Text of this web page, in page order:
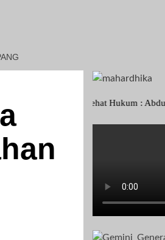
: Penasehat Hukum : Abdul Goni